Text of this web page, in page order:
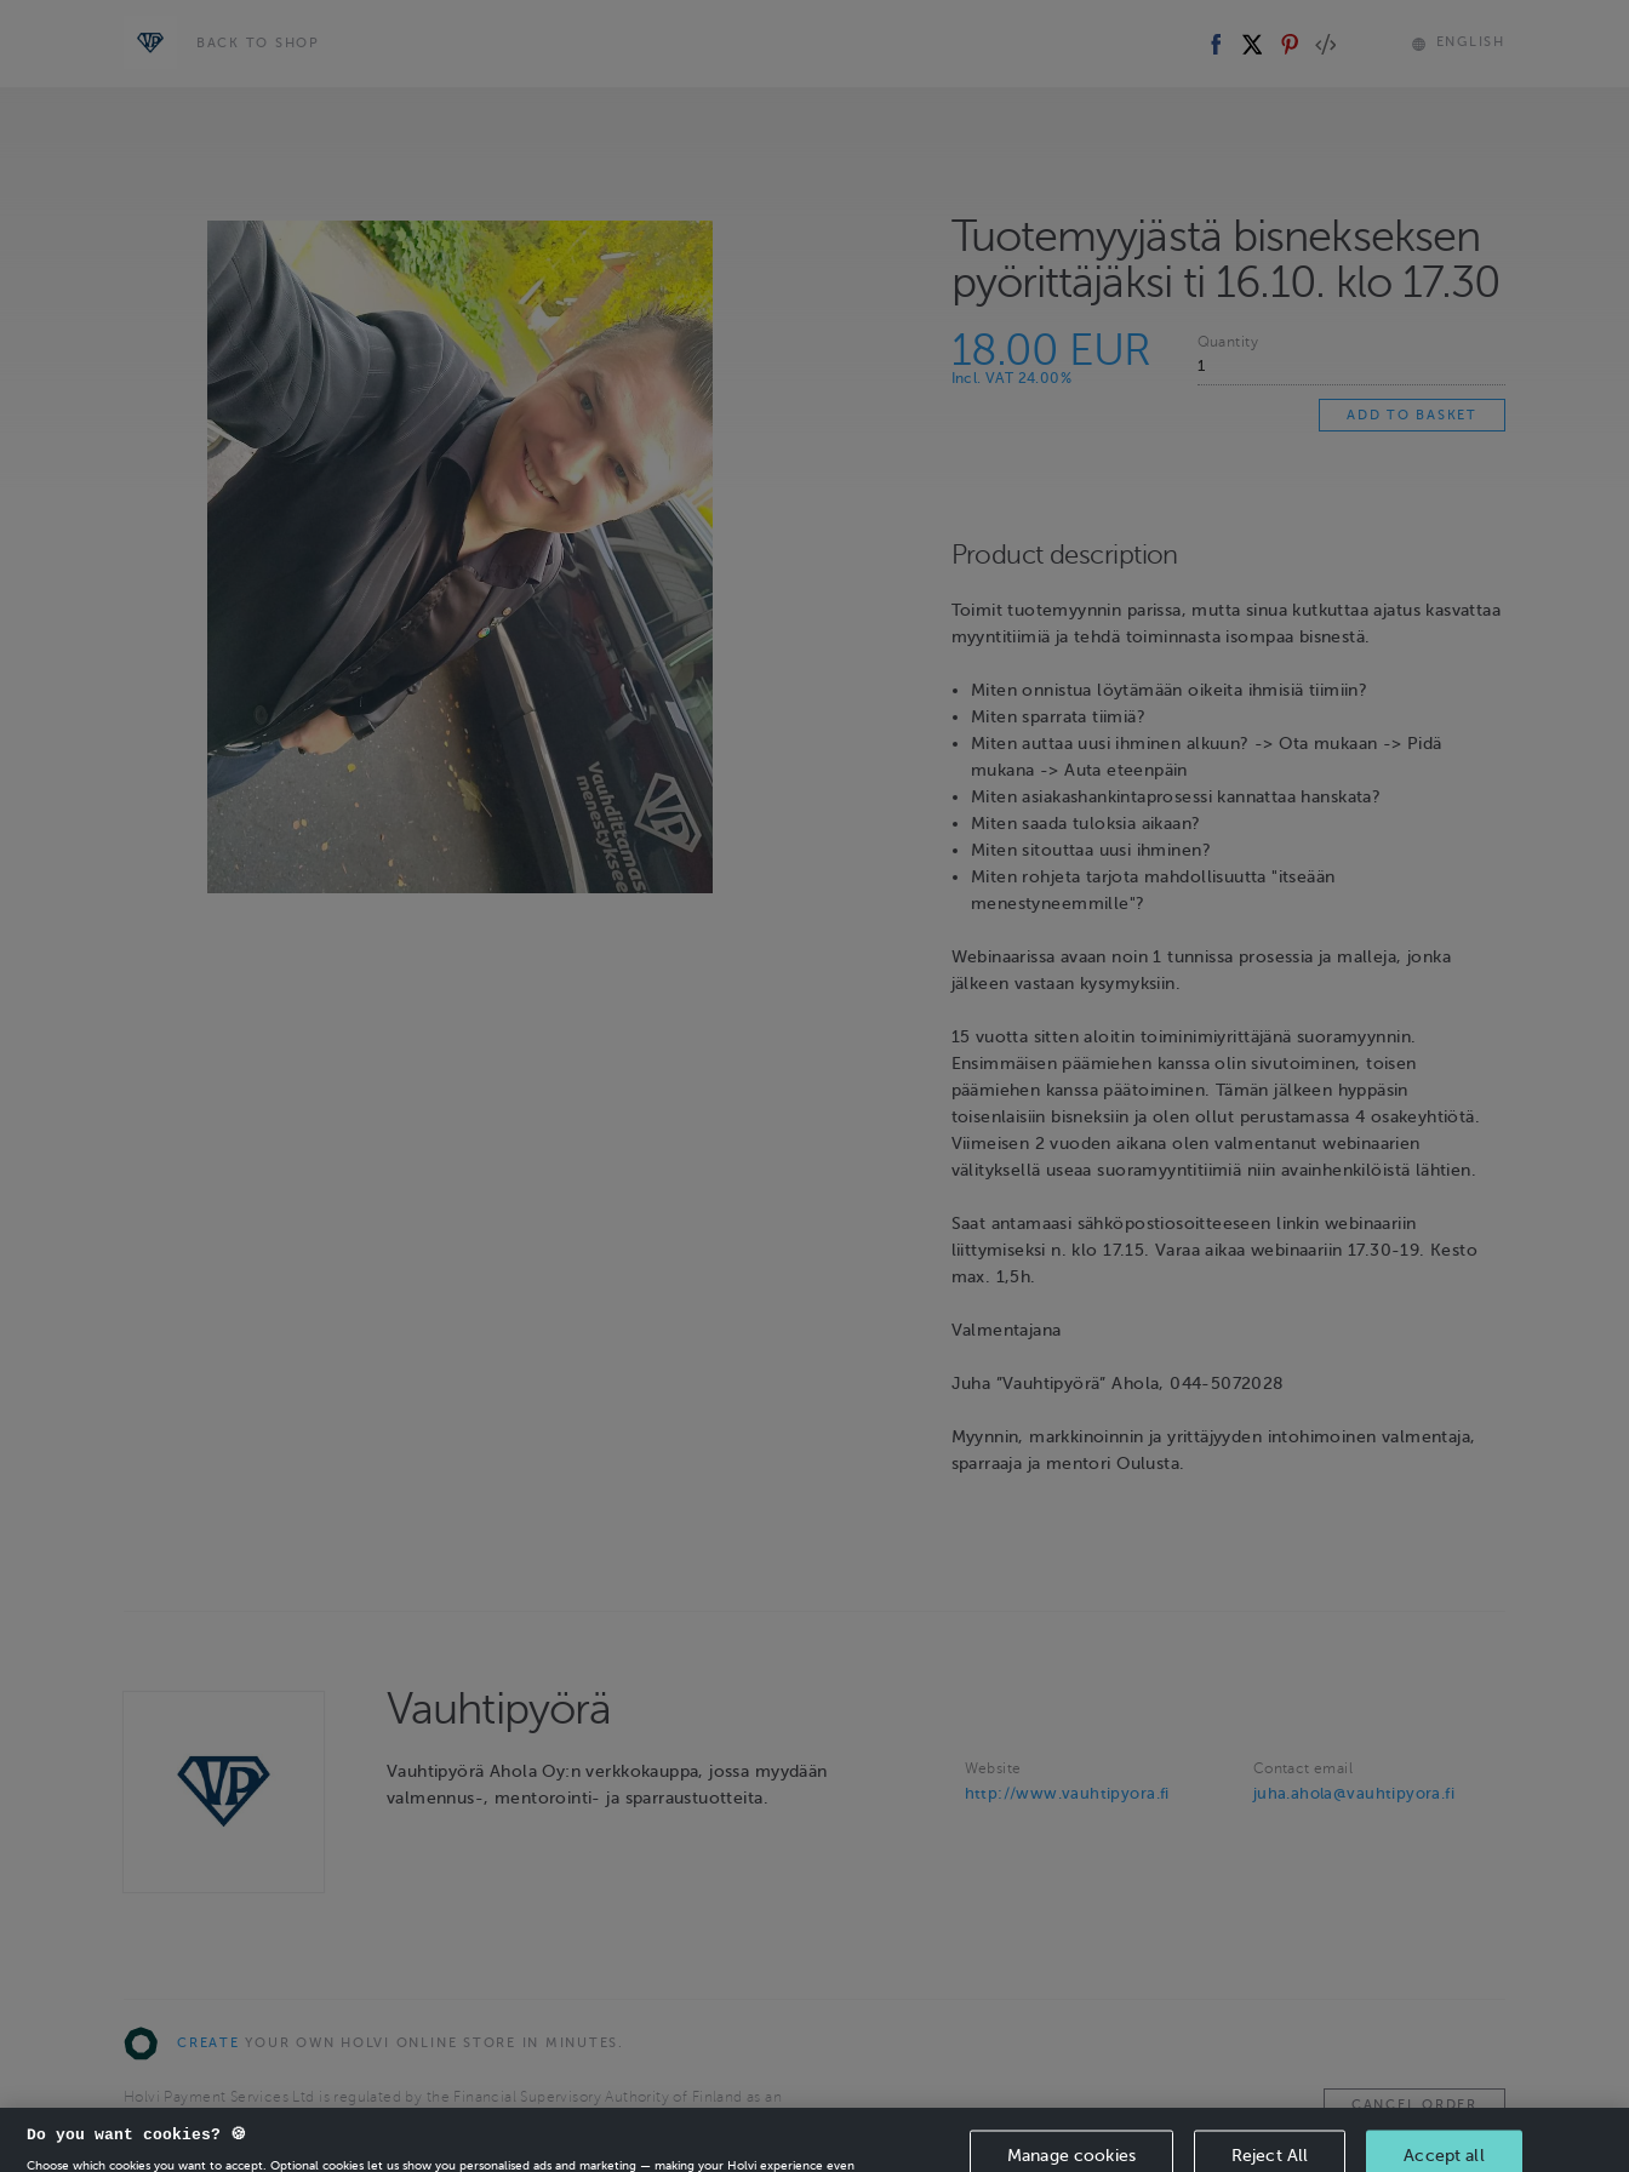
BACK TO SHOP ENGLISH
Tuotemyyjästä bisnekseksen
pyörittäjäksi ti 16.10. klo 17.30
18.00 EUR
Incl. VAT 24.00%
Quantity
Product description
Toimit tuotemyynnin parissa, mutta sinua kutkuttaa ajatus kasvattaa
myyntitiimiä ja tehdä toiminnasta isompaa bisnestä.
Miten onnistua löytämään oikeita ihmisiä tiimiin?
Miten sparrata tiimiä?
Miten auttaa uusi ihminen alkuun? -> Ota mukaan -> Pidä
mukana -> Auta eteenpäin
Miten asiakashankintaprosessi kannattaa hanskata?
Miten saada tuloksia aikaan?
Miten sitouttaa uusi ihminen?
Miten rohjeta tarjota mahdollisuutta "itseään
menestyneemmille"?
Webinaarissa avaan noin 1 tunnissa prosessia ja malleja, jonka
jälkeen vastaan kysymyksiin.
15 vuotta sitten aloitin toiminimiyrittäjänä suoramyynnin.
Ensimmäisen päämiehen kanssa olin sivutoiminen, toisen
päämiehen kanssa päätoiminen. Tämän jälkeen hyppäsin
toisenlaisiin bisneksiin ja olen ollut perustamassa 4 osakeyhtiötä.
Viimeisen 2 vuoden aikana olen valmentanut webinaarien
välityksellä useaa suoramyyntitiimiä niin avainhenkilöistä lähtien.
Saat antamaasi sähköpostiosoitteeseen linkin webinaariin
liittymiseksi n. klo 17.15. Varaa aikaa webinaariin 17.30-19. Kesto
max. 1,5h.
Valmentajana
Juha ”Vauhtipyörä” Ahola, 044-5072028
Myynnin, markkinoinnin ja yrittäjyyden intohimoinen valmentaja,
sparraaja ja mentori Oulusta.
Vauhtipyörä
Vauhtipyörä Ahola Oy:n verkkokauppa, jossa myydään
valmennus-, mentorointi- ja sparraustuotteita.
Website
http://www.vauhtipyora.fi
Contact email
juha.ahola@vauhtipyora.fi
CREATE YOUR OWN HOLVI ONLINE STORE IN MINUTES.
Holvi Payment Services Ltd is regulated by the Financial Supervisory Authority of Finland as an
CANCEL ORDER
Do you want cookies? 🍪
Choose which cookies you want to accept. Optional cookies let us show you personalised ads and marketing — making your Holvi experience even
Manage cookies Reject All Accept all